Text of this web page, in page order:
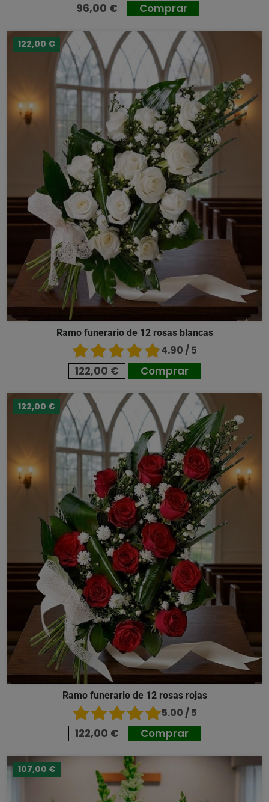
96,00 € Comprar
122,00 €
Ramo funerario de 12 rosas blancas
4.90 / 5
122,00 € Comprar
122,00 €
Ramo funerario de 12 rosas rojas
5.00 / 5
122,00 € Comprar
107,00 €